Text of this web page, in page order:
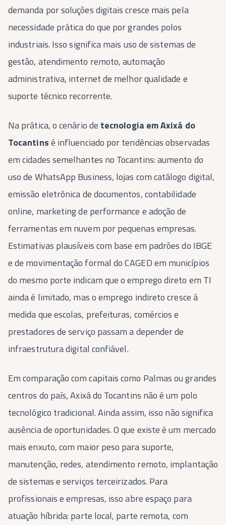
demanda por soluções digitais cresce mais pela
necessidade prática do que por grandes polos
industriais. Isso significa mais uso de sistemas de
gestão, atendimento remoto, automação
administrativa, internet de melhor qualidade e
suporte técnico recorrente.
Na prática, o cenário de tecnologia em Axixá do
Tocantinsé influenciado por tendências observadas
em cidades semelhantes no Tocantins: aumento do
uso de WhatsApp Business, lojas com catálogo digital,
emissão eletrônica de documentos, contabilidade
online, marketing de performance e adoção de
ferramentas em nuvem por pequenas empresas.
Estimativas plausíveis com base em padrões do IBGE
e de movimentação formal do CAGED em municípios
do mesmo porte indicam que o emprego direto em TI
ainda é limitado, mas o emprego indireto cresce à
medida que escolas, prefeituras, comércios e
prestadores de serviço passam a depender de
infraestrutura digital confiável.
Em comparação com capitais como Palmas ou grandes
centros do país, Axixá do Tocantins não é um polo
tecnológico tradicional. Ainda assim, isso não significa
ausência de oportunidades. O que existe é um mercado
mais enxuto, com maior peso para suporte,
manutenção, redes, atendimento remoto, implantação
de sistemas e serviços terceirizados. Para
profissionais e empresas, isso abre espaço para
atuação híbrida: parte local, parte remota, com